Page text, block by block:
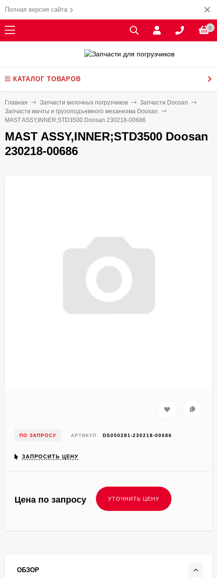
Полная версия сайта
0
КАТАЛОГ ТОВАРОВ
Главная Запчасти вилочных погрузчиков
Запчасти Doosan
Запчасти мачты и грузоподъемного механизма Doosan
MAST ASSY,INNER;STD3500 Doosan 230218-00686
MAST ASSY,INNER;STD3500 Doosan
230218-00686
ПО ЗАПРОСУ АРТИКУЛ: DS050281-230218-00686
ЗАПРОСИТЬ ЦЕНУ
Цена по запросу
ОБЗОР